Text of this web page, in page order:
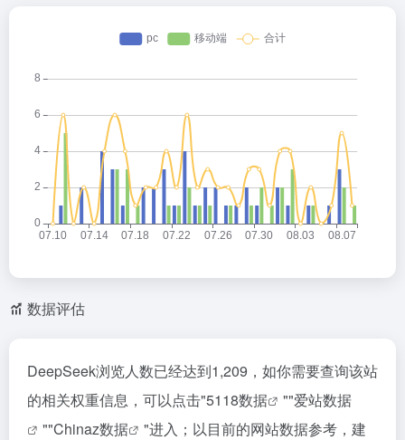
数据评估
DeepSeek浏览人数已经达到1,209，如你需要查询该站
的相关权重信息，可以点击"5118数据 ""爱站数据
""Chinaz数据
"进入；以目前的网站数据参考，建